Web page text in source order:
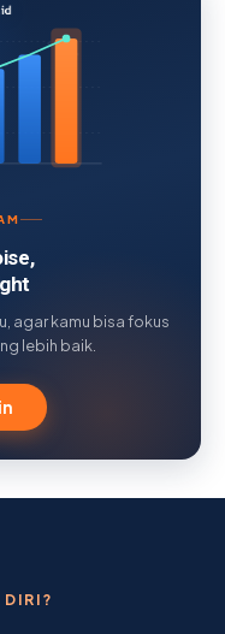
agar kamu bisa fokus
lebih baik.